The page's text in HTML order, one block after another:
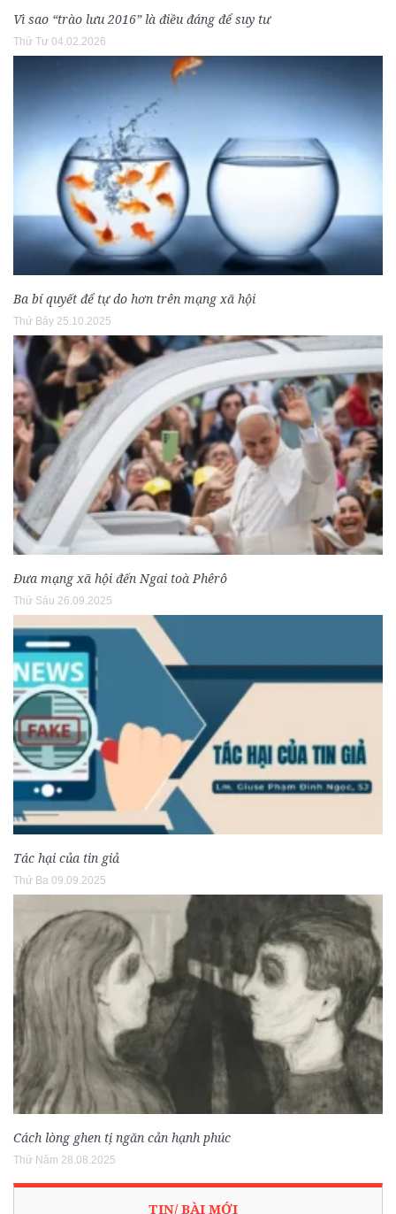
Vì sao “trào lưu 2016” là điều đáng để suy tư
Thứ Tư 04.02.2026
Ba bí quyết để tự do hơn trên mạng xã hội
Thứ Bảy 25.10.2025
Đưa mạng xã hội đến Ngai toà Phêrô
Thứ Sáu 26.09.2025
Tác hại của tin giả
Thứ Ba 09.09.2025
Cách lòng ghen tị ngăn cản hạnh phúc
Thứ Năm 28.08.2025
TIN/ BÀI MỚI